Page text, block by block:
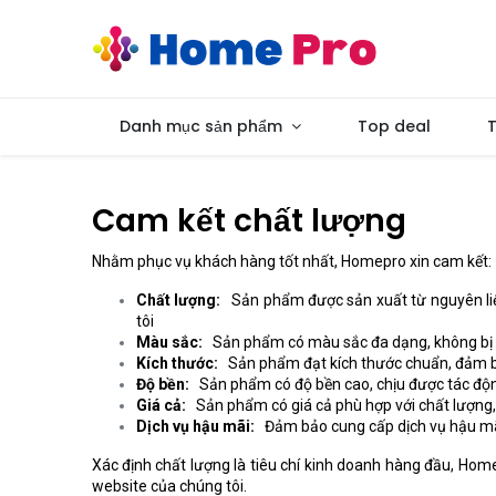
Danh mục sản phẩm Top deal
Cam kết chất lượng
Nhằm phục vụ khách hàng tốt nhất, Homepro xin cam kết:
Chất lượng:
Sản phẩm được sản xuất từ nguyên
tôi
Màu sắc:
Sản phẩm có màu sắc đa dạng, không
Kích thước:
Sản phẩm đạt kích thước chuẩn, đảm
Độ bền:
Sản phẩm có độ bền cao, chịu được tác
Giá cả:
Sản phẩm có giá cả phù hợp với chất
Dịch vụ hậu mãi:
Đảm bảo cung cấp dịch vụ hậu
Xác định chất lượng là tiêu chí kinh doanh hàng đầu,
website của chúng tôi.